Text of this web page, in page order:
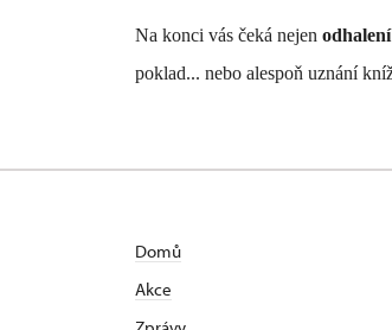
Na konci vás čeká nejen
poklad... nebo alespoň uznání
Domů
Akce